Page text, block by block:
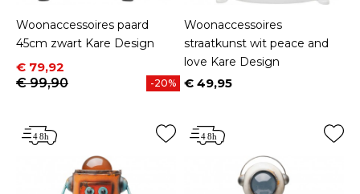
Woonaccessoires paard
45cm zwart Kare Design
Prijs
€ 79,92
Normale prijs
€ 99,90
-20%
Woonaccessoires
straatkunst wit peace and
love Kare Design
Prijs
€ 49,95